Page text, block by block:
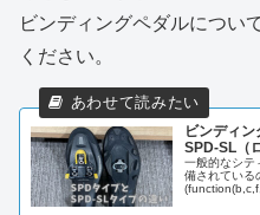
ビンディングペダルについ
ください。
ビンディ
SPD-SL（
一般的なシテ
備されている